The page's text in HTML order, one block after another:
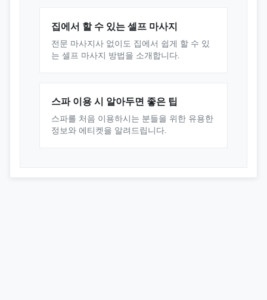
집에서 할 수 있는 셀프 마사지
전문 마사지사 없이도 집에서 쉽게 할 수 있
는 셀프 마사지 방법을 소개합니다.
스파 이용 시 알아두면 좋은 팁
스파를 처음 이용하시는 분들을 위한 유용한
정보와 에티켓을 알려드립니다.